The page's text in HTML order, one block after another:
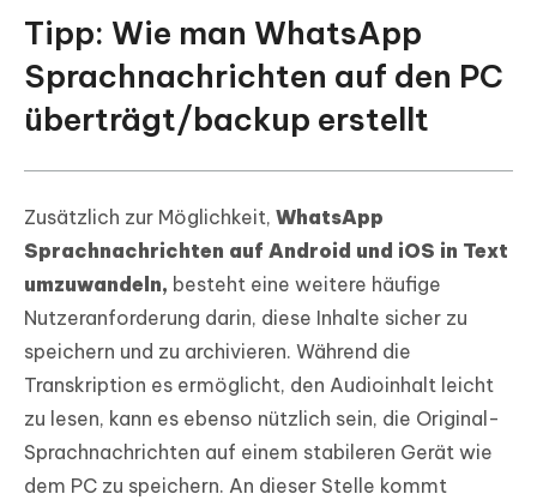
Tipp: Wie man WhatsApp
Sprachnachrichten auf den PC
überträgt/backup erstellt
Zusätzlich zur Möglichkeit, WhatsApp
Sprachnachrichten auf Android und iOS in Text
umzuwandeln, besteht eine weitere häufige
Nutzeranforderung darin, diese Inhalte sicher zu
speichern und zu archivieren. Während die
Transkription es ermöglicht, den Audioinhalt leicht
zu lesen, kann es ebenso nützlich sein, die Original-
Sprachnachrichten auf einem stabileren Gerät wie
dem PC zu speichern. An dieser Stelle kommt